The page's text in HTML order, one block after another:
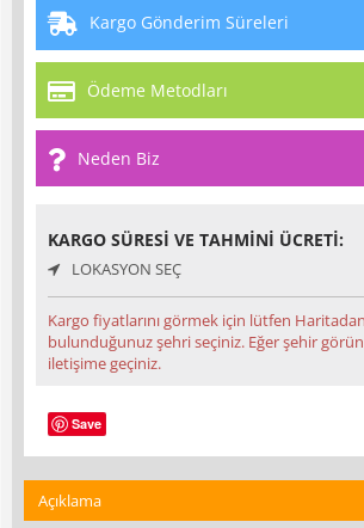
Kargo Gönderim Süreleri
Ödeme Metodları
Neden Biz
KARGO SÜRESI VE TAHMINI ÜCRETI:
LOKASYON SEÇ
Kargo fiyatlarını görmek için lütfen
bulunduğunuz şehri seçiniz. Eğer şehir
iletişime geçiniz.
Save
Açıklama